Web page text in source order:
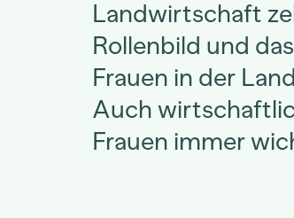
Landwirtschaft
Rollenbild und
Frauen in der
Auch
Frauen immer